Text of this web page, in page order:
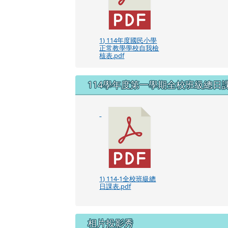
1) 114年度國民小學
正常教學學校自我檢
核表.pdf
114學年度第一學期全校班級總日
1) 114-1全校班級總
日課表.pdf
相片投影秀